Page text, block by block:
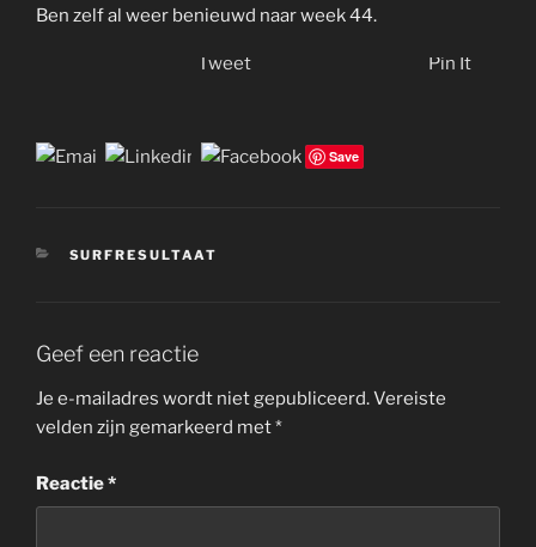
Ben zelf al weer benieuwd naar week 44.
Tweet Pin It
Save
CATEGORIEËN
SURFRESULTAAT
Geef een reactie
Je e-mailadres wordt niet gepubliceerd.Vereiste
velden zijn gemarkeerd met*
Reactie*